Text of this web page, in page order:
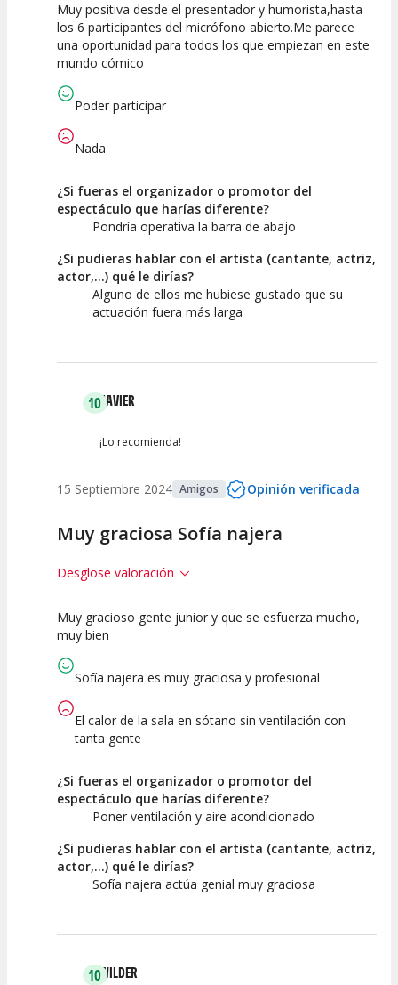
10
Calidad del
Espectáculo
10
Puesta en
10
Interpretación
Muy positiva desde el presentador y humorista,hasta
los 6 participantes del micrófono abierto.Me parece
una oportunidad para todos los que empiezan en este
mundo cómico
Poder participar
Nada
¿Si fueras el organizador o promotor del
espectáculo que harías diferente?
Pondría operativa la barra de abajo
¿Si pudieras hablar con el artista (cantante, actriz,
actor,...) qué le dirías?
Alguno de ellos me hubiese gustado que su
actuación fuera más larga
10JAVIER
¡Lo recomienda!
15 Septiembre 2024 Amigos Opinión verificada
Muy graciosa Sofía najera
Desglose valoración
10
Espectáculo
10 10
Muy gracioso gente junior y que se esfuerza mucho,
muy bien
Sofía najera es muy graciosa y profesional
El calor de la sala en sótano sin ventilación con
tanta gente
¿Si fueras el organizador o promotor del
espectáculo que harías diferente?
Poner ventilación y aire acondicionado
¿Si pudieras hablar con el artista (cantante, actriz,
actor,...) qué le dirías?
Sofía najera actúa genial muy graciosa
10WILDER